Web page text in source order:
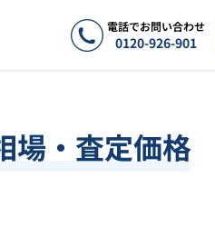
電話でお問い合わせ
0120-926-901
場・査定価格